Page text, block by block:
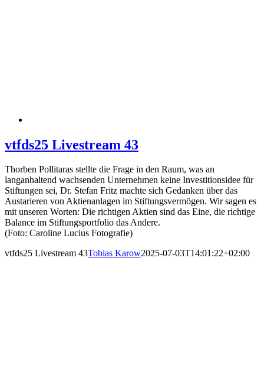
vtfds25 Livestream 43
Thorben Pollitaras stellte die Frage in den Raum, was an
langanhaltend wachsenden Unternehmen keine Investitionsidee für
Stiftungen sei, Dr. Stefan Fritz machte sich Gedanken über das
Austarieren von Aktienanlagen im Stiftungsvermögen. Wir sagen es
mit unseren Worten: Die richtigen Aktien sind das Eine, die richtige
Balance im Stiftungsportfolio das Andere.
(Foto: Caroline Lucius Fotografie)
vtfds25 Livestream 43Tobias Karow2025-07-03T14:01:22+02:00